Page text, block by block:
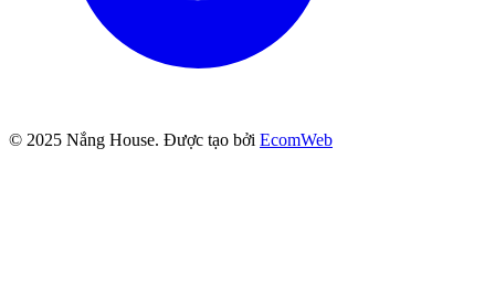
© 2025 Nắng House. Được tạo bởi EcomWeb